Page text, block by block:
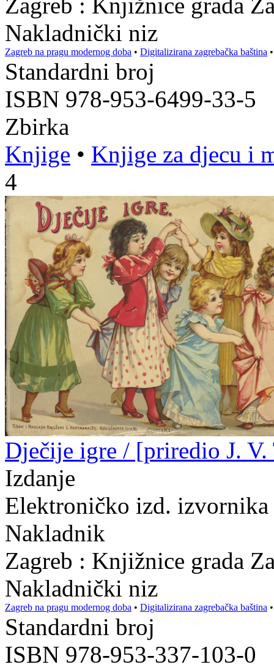
Nakladnički niz
Zagreb na pragu modernog doba • Digitalizirana zagrebačka baština
Standardni broj
ISBN 978-953-6499-33-5
Zbirka
Knjige • Knjige za djecu i
4
Dječije igre / [priredio J. V.
Izdanje
Elektroničko izd.
Nakladnik
Zagreb : Knjižnice grada
Nakladnički niz
Zagreb na pragu modernog doba • Digitalizirana zagrebačka baština
Standardni broj
ISBN 978-953-337-103-0